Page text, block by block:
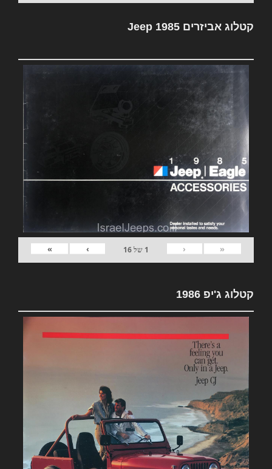
קטלוג אביזרים Jeep 1985
«
‹
1 של16
›
»
קטלוג ג'יפ 1986